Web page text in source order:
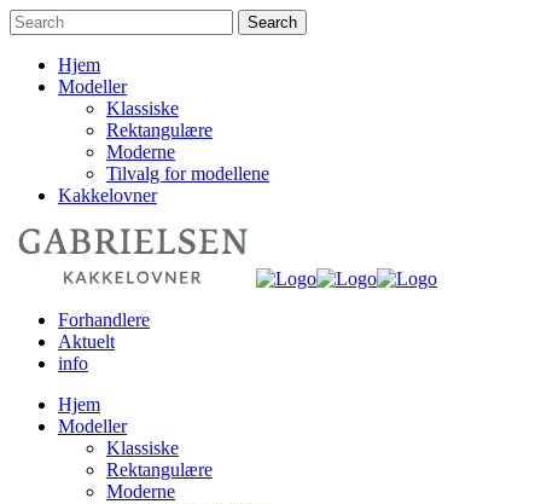
Hjem
Modeller
Klassiske
Rektangulære
Moderne
Tilvalg for modellene
Kakkelovner
Forhandlere
Aktuelt
info
Hjem
Modeller
Klassiske
Rektangulære
Moderne